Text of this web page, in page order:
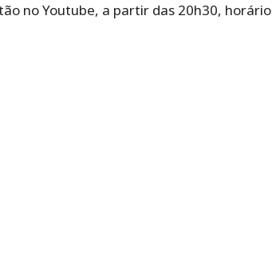
no Youtube, a partir das 20h30, horário